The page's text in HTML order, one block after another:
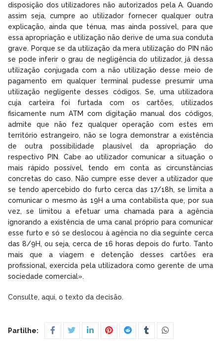
disposição dos utilizadores não autorizados pela A. Quando
assim seja, cumpre ao utilizador fornecer qualquer outra
explicação, ainda que ténua, mas ainda possível, para que
essa apropriação e utilização não derive de uma sua conduta
grave. Porque se da utilização da mera utilização do PIN não
se pode inferir o grau de negligência do utilizador, já dessa
utilização conjugada com a não utilização desse meio de
pagamento em qualquer terminal pudesse presumir uma
utilização negligente desses códigos. Se, uma utilizadora
cuja carteira foi furtada com os cartões, utilizados
fisicamente num ATM com digitação manual dos códigos,
admite que não fez qualquer operação com estes em
território estrangeiro, não se logra demonstrar a existência
de outra possibilidade plausível da apropriação do
respectivo PIN. Cabe ao utilizador comunicar a situação o
mais rápido possível, tendo em conta as circunstâncias
concretas do caso. Não cumpre esse dever a utilizador que
se tendo apercebido do furto cerca das 17/18h, se limita a
comunicar o mesmo às 19H a uma contabilista que, por sua
vez, se limitou a efetuar uma chamada para a agência
ignorando a existência de uma canal próprio para comunicar
esse furto e só se deslocou à agência no dia seguinte cerca
das 8/9H, ou seja, cerca de 16 horas depois do furto. Tanto
mais que a viagem e detenção desses cartões era
profissional, exercida pela utilizadora como gerente de uma
sociedade comercial».
Consulte, aqui, o texto da decisão.
Partilhe: